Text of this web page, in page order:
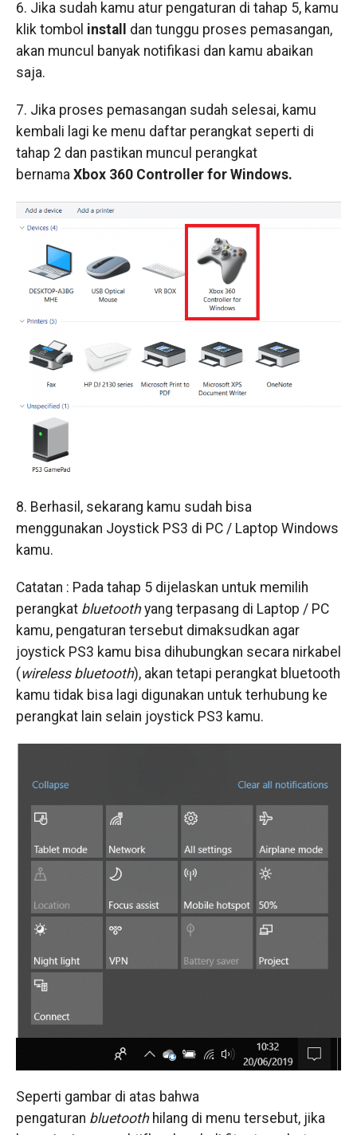
6. Jika sudah kamu atur pengaturan di tahap 5, kamu
klik tombol install dan tunggu proses pemasangan,
akan muncul banyak notifikasi dan kamu abaikan
saja.
7. Jika proses pemasangan sudah selesai, kamu
kembali lagi ke menu daftar perangkat seperti di
tahap 2 dan pastikan muncul perangkat
bernama Xbox 360 Controller for Windows.
8. Berhasil, sekarang kamu sudah bisa
menggunakan Joystick PS3 di PC / Laptop Windows
kamu.
Catatan : Pada tahap 5 dijelaskan untuk memilih
perangkat bluetoothyang terpasang di Laptop / PC
kamu, pengaturan tersebut dimaksudkan agar
joystick PS3 kamu bisa dihubungkan secara nirkabel
(wireless bluetooth), akan tetapi perangkat bluetooth
kamu tidak bisa lagi digunakan untuk terhubung ke
perangkat lain selain joystick PS3 kamu.
Seperti gambar di atas bahwa
pengaturan bluetooth hilang di menu tersebut, jika